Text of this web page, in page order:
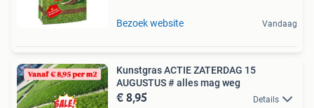
Bezoek website Vandaag
Kunstgras ACTIE ZATERDAG 15
AUGUSTUS # alles mag weg
€ 8,95 Details